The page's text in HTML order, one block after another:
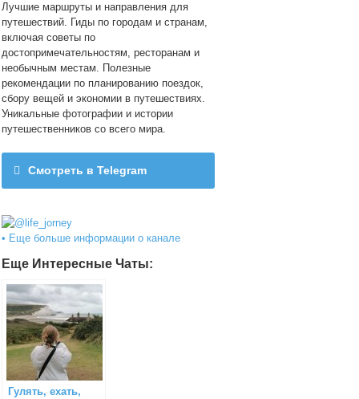
Лучшие маршруты и направления для
путешествий. Гиды по городам и странам,
включая советы по
достопримечательностям, ресторанам и
необычным местам. Полезные
рекомендации по планированию поездок,
сбору вещей и экономии в путешествиях.
Уникальные фотографии и истории
путешественников со всего мира.
Смотреть в Telegram
• Еще больше информации о канале
Еще Интересные Чаты:
Гулять, ехать,